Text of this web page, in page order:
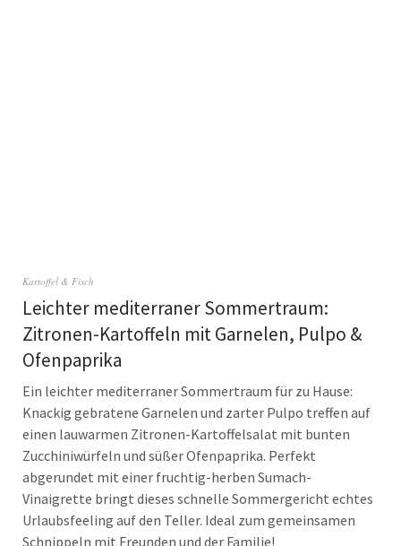
Kartoffel & Fisch
Leichter mediterraner Sommertraum:
Zitronen-Kartoffeln mit Garnelen, Pulpo &
Ofenpaprika
Ein leichter mediterraner Sommertraum für zu Hause:
Knackig gebratene Garnelen und zarter Pulpo treffen auf
einen lauwarmen Zitronen-Kartoffelsalat mit bunten
Zucchiniwürfeln und süßer Ofenpaprika. Perfekt
abgerundet mit einer fruchtig-herben Sumach-
Vinaigrette bringt dieses schnelle Sommergericht echtes
Urlaubsfeeling auf den Teller. Ideal zum gemeinsamen
Schnippeln mit Freunden und der Familie!